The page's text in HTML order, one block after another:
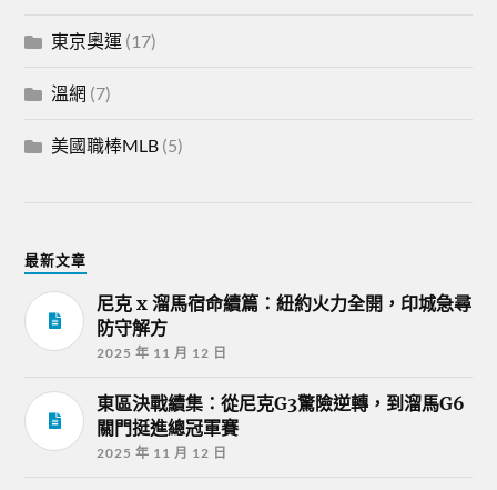
東京奧運 (17)
溫網 (7)
美國職棒MLB (5)
最新文章
尼克 x 溜馬宿命續篇：紐約火力全開，印城急尋
防守解方
2025 年 11 月 12 日
東區決戰續集：從尼克G3驚險逆轉，到溜馬G6
關門挺進總冠軍賽
2025 年 11 月 12 日